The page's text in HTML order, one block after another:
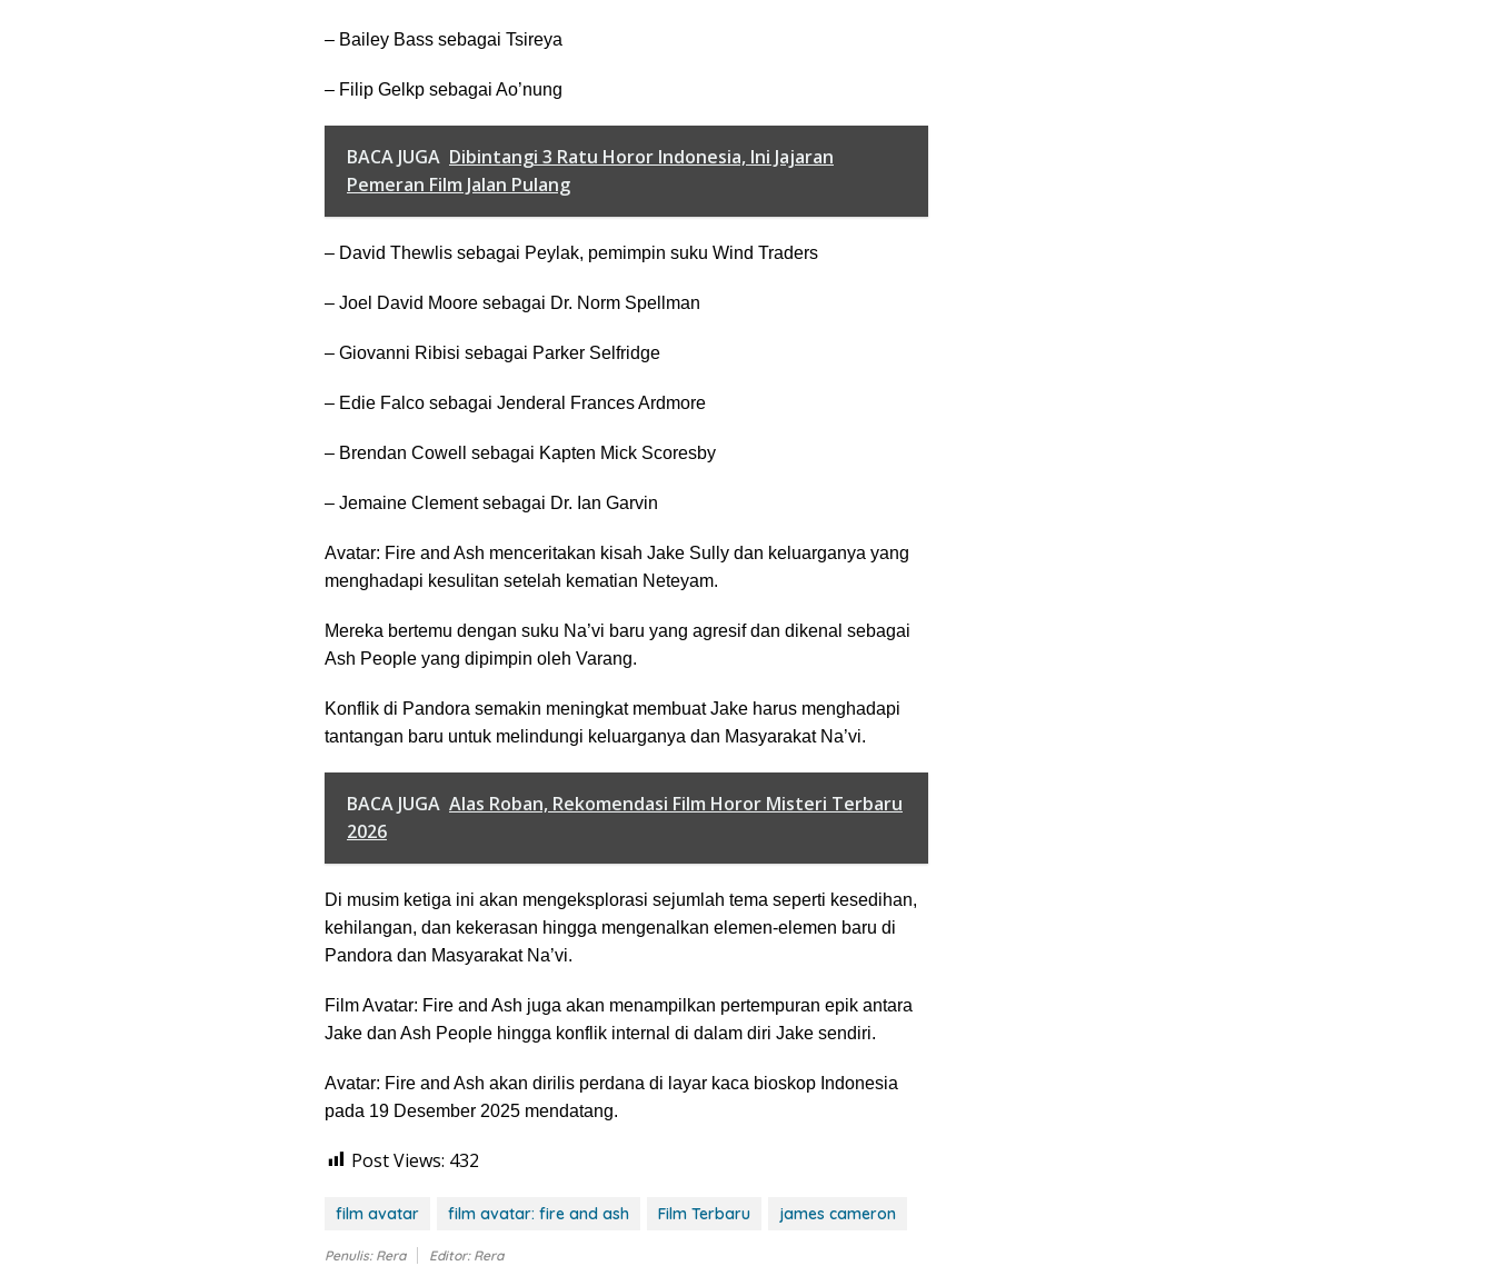
– Bailey Bass sebagai Tsireya
– Filip Gelkp sebagai Ao’nung
BACA JUGA Dibintangi 3 Ratu Horor Indonesia, Ini Jajaran
Pemeran Film Jalan Pulang
– David Thewlis sebagai Peylak, pemimpin suku Wind Traders
– Joel David Moore sebagai Dr. Norm Spellman
– Giovanni Ribisi sebagai Parker Selfridge
– Edie Falco sebagai Jenderal Frances Ardmore
– Brendan Cowell sebagai Kapten Mick Scoresby
– Jemaine Clement sebagai Dr. Ian Garvin
Avatar: Fire and Ash menceritakan kisah Jake Sully dan keluarganya yang
menghadapi kesulitan setelah kematian Neteyam.
Mereka bertemu dengan suku Na’vi baru yang agresif dan dikenal sebagai
Ash People yang dipimpin oleh Varang.
Konflik di Pandora semakin meningkat membuat Jake harus menghadapi
tantangan baru untuk melindungi keluarganya dan Masyarakat Na’vi.
BACA JUGA Alas Roban, Rekomendasi Film Horor Misteri Terbaru
2026
Di musim ketiga ini akan mengeksplorasi sejumlah tema seperti kesedihan,
kehilangan, dan kekerasan hingga mengenalkan elemen-elemen baru di
Pandora dan Masyarakat Na’vi.
Film Avatar: Fire and Ash juga akan menampilkan pertempuran epik antara
Jake dan Ash People hingga konflik internal di dalam diri Jake sendiri.
Avatar: Fire and Ash akan dirilis perdana di layar kaca bioskop Indonesia
pada 19 Desember 2025 mendatang.
Post Views: 432
film avatar film avatar: fire and ash Film Terbaru james cameron
Penulis: Rera Editor: Rera